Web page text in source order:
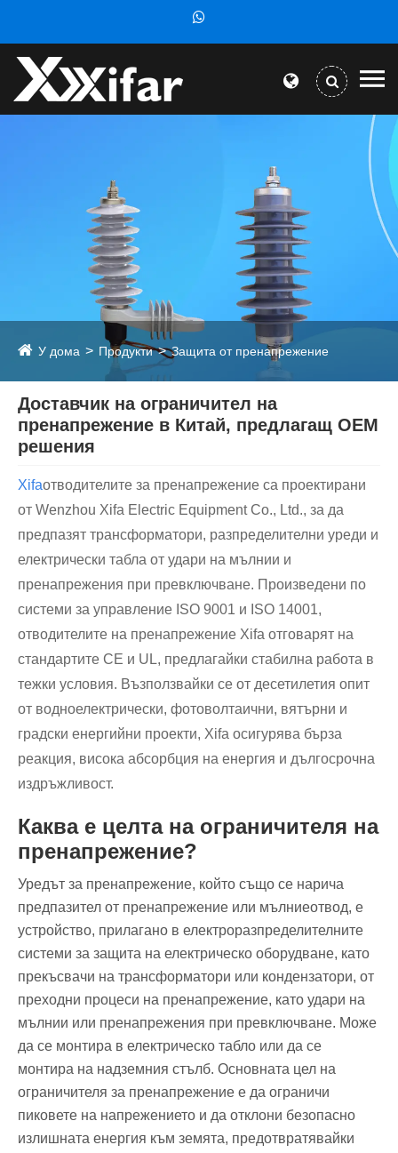
У дома Продукти Защита от пренапрежение
Доставчик на ограничител на
пренапрежение в Китай, предлагащ OEM
решения
Xifaотводителите за пренапрежение са проектирани
от Wenzhou Xifa Electric Equipment Co., Ltd., за да
предпазят трансформатори, разпределителни уреди и
електрически табла от удари на мълнии и
пренапрежения при превключване. Произведени по
системи за управление ISO 9001 и ISO 14001,
отводителите на пренапрежение Xifa отговарят на
стандартите CE и UL, предлагайки стабилна работа в
тежки условия. Възползвайки се от десетилетия опит
от водноелектрически, фотоволтаични, вятърни и
градски енергийни проекти, Xifa осигурява бърза
реакция, висока абсорбция на енергия и дългосрочна
издръжливост.
Каква е целта на ограничителя на
пренапрежение?
Уредът за пренапрежение, който също се нарича
предпазител от пренапрежение или мълниеотвод, е
устройство, прилагано в електроразпределителните
системи за защита на електрическо оборудване, като
прекъсвачи на трансформатори или кондензатори, от
преходни процеси на пренапрежение, като удари на
мълнии или пренапрежения при превключване. Може
да се монтира в електрическо табло или да се
монтира на надземния стълб. Основната цел на
ограничителя за пренапрежение е да ограничи
пиковете на напрежението и да отклони безопасно
излишната енергия към земята, предотвратявайки